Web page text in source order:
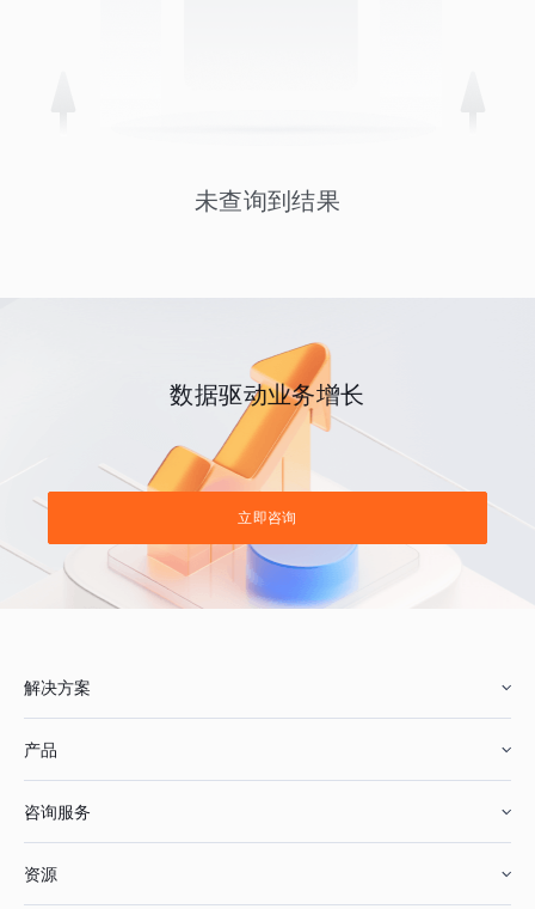
未查询到结果
数据驱动业务增长
立即咨询
解决方案
鞋服行业
产品
咨询服务
资源